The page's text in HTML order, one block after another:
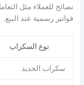
نصائح للعملاء مثل
فواتير رسمية عند البيع.
نوع السكراب
سكراب الحديد